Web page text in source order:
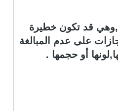
,وهي قد تكون خطيرة
على عدم المبالغة
أو حجمها .